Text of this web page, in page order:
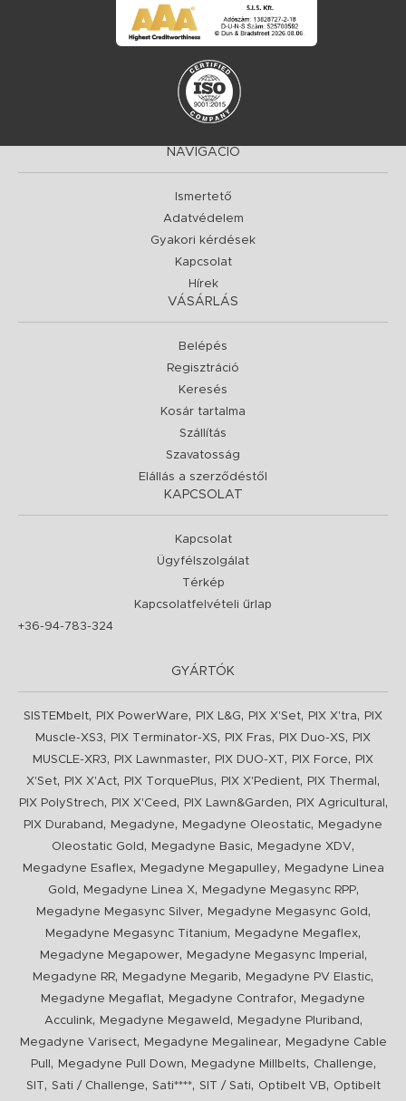
NAVIGÁCIÓ
Ismertető
Adatvédelem
Gyakori kérdések
Kapcsolat
Hírek
VÁSÁRLÁS
Belépés
Regisztráció
Keresés
Kosár tartalma
Szállítás
Szavatosság
Elállás a szerződéstől
KAPCSOLAT
Kapcsolat
Ügyfélszolgálat
Térkép
Kapcsolatfelvételi űrlap
+36-94-783-324
GYÁRTÓK
SISTEMbelt, PIX PowerWare, PIX L&G, PIX X'Set, PIX X'tra,
PIX
Muscle-XS3, PIX Terminator-XS, PIX Fras, PIX Duo-XS,
PIX
MUSCLE-XR3, PIX Lawnmaster, PIX DUO-XT, PIX Force,
PIX
X'Set, PIX X'Act, PIX TorquePlus, PIX X'Pedient, PIX Thermal ,
PIX PolyStrech, PIX X'Ceed , PIX Lawn&Garden, PIX Agricultural ,
PIX Duraband , Megadyne, Megadyne Oleostatic,
Megadyne
Oleostatic Gold , Megadyne Basic, Megadyne XDV,
Megadyne Esaflex, Megadyne Megapulley,
Megadyne Linea
Gold , Megadyne Linea X, Megadyne Megasync RPP,
Megadyne Megasync Silver, Megadyne Megasync Gold ,
Megadyne Megasync Titanium, Megadyne Megaflex,
Megadyne Megapower, Megadyne Megasync Imperial ,
Megadyne RR, Megadyne Megarib, Megadyne PV Elastic,
Megadyne Megaflat, Megadyne Contrafor,
Megadyne
Acculink, Megadyne Megaweld , Megadyne Pluriband ,
Megadyne Varisect, Megadyne Megalinear,
Megadyne Cable
Pull
, Megadyne Pull Down, Megadyne Millbelts, Challenge,
SIT, Sati / Challenge, Sati****, SIT / Sati, Optibelt VB, Optibelt